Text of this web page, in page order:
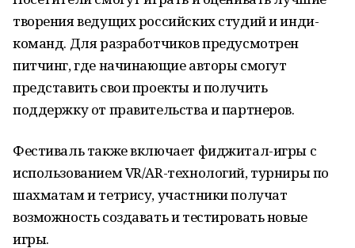
творения ведущих российских студий и инди-
команд. Для разработчиков предусмотрен
питчинг, где начинающие авторы смогут
представить свои проекты и получить
поддержку от правительства и партнеров.
Фестиваль также включает фиджитал-игры с
использованием VR/AR-технологий, турниры по
шахматам и тетрису, участники получат
возможность создавать и тестировать новые
игры.